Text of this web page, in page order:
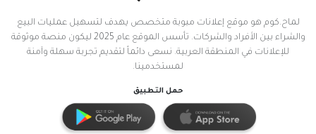
لماح.كوم هو موقع إعلانات مبوبة متخصص يهدف لتسهيل عمليات البيع
والشراء بين الأفراد والشركات. تأسس الموقع عام 2025 ليكون منصة موثوقة
للإعلانات في المنطقة العربية. نسعى دائماً لتقديم تجربة سهلة وآمنة
لمستخدمينا.
حمل التطبيق